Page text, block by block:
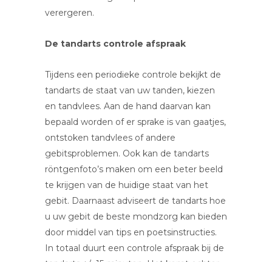
verergeren.
De tandarts controle afspraak
Tijdens een periodieke controle bekijkt de
tandarts de staat van uw tanden, kiezen
en tandvlees. Aan de hand daarvan kan
bepaald worden of er sprake is van gaatjes,
ontstoken tandvlees of andere
gebitsproblemen. Ook kan de tandarts
röntgenfoto’s maken om een beter beeld
te krijgen van de huidige staat van het
gebit. Daarnaast adviseert de tandarts hoe
u uw gebit de beste mondzorg kan bieden
door middel van tips en poetsinstructies.
In totaal duurt een controle afspraak bij de